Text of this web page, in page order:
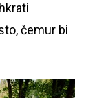
čemur bi